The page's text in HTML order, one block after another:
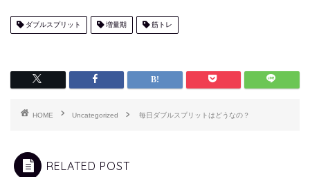
ダブルスプリット 増量期 筋トレ
HOME Uncategorized 毎日ダブルスプリットはどうなの？
RELATED POST